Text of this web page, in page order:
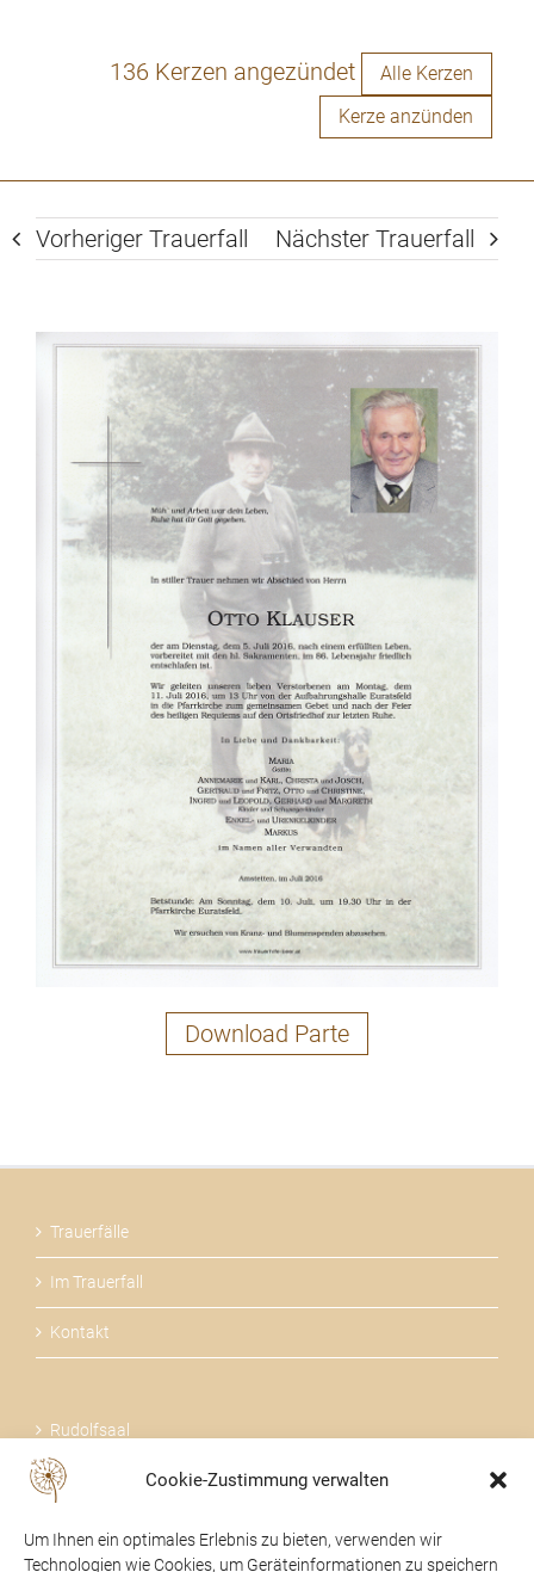
Cookie-Zustimmung verwalten
Um Ihnen ein optimales Erlebnis zu bieten, verwenden wir
Technologien wie Cookies, um Geräteinformationen zu speichern
136 Kerzen angezündet
Alle Kerzen
Kerze anzünden
Vorheriger Trauerfall Nächster Trauerfall
Download Parte
Trauerfälle
Im Trauerfall
Kontakt
Rudolfsaal
Über uns